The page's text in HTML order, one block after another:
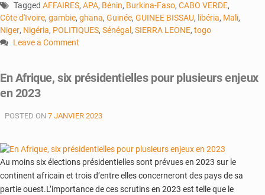
Tagged AFFAIRES, APA, Bénin, Burkina-Faso, CABO VERDE,
Côte d'Ivoire, gambie, ghana, Guinée, GUINEE BISSAU, libéria, Mali,
Niger, Nigéria, POLITIQUES, Sénégal , SIERRA LEONE, togo
Leave a Comment
passe
en
ses
avec
la
Cédéao
En Afrique, six présidentielles pour plusieurs enjeux
en 2023
POSTED ON 7 JANVIER 2023
Au moins six élections présidentielles sont prévues en 2023 sur le
continent africain et trois d’entre elles concerneront des pays de sa
partie ouest.L’importance de ces scrutins en 2023 est telle que le